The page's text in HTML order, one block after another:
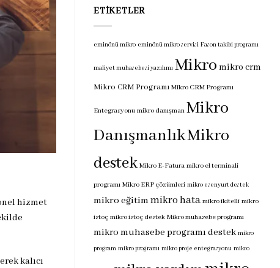
hizmet
kalıcı
ETIKETLER
eminönü mikro eminönü mikro servisi Fason takibi programı
maliyet muhasebesi yazılımı Mikro mikro crm
Mikro CRM Programı Mikro CRM Programı
Entegrasyonu mikro danışman Mikro
DanışmanlıkMikro
destek Mikro E-Fatura mikro el terminali
programı Mikro ERP çözümleri mikro esenyurt destek
mikro eğitimmikro hata mikro ikitelli mikro
istoç mikro istoç destek Mikro muhasebe programı
mikro muhasebe programı destek mikro
program mikro programı mikro proje entegrasyonu mikro